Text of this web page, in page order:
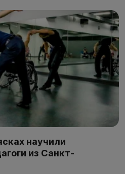
научили
из Санкт-